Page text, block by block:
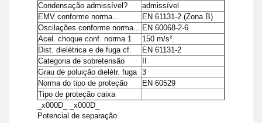
Condensação admissível?
admissível
EMV conforme norma...
EN 61131-2 (Zona B)
Oscilações conforme norma... EN 60068-2-6
Acel. choque conf. norma 1
150 m/s²
Dist. dielétrica e de fuga cf.
EN 61131-2
Categoria de sobretensão
Grau de poluição dielétr. fuga
3
Norma do tipo de proteção
EN 60529
Tipo de proteção caixa
_x000D_ _x000D_
Potencial de separação